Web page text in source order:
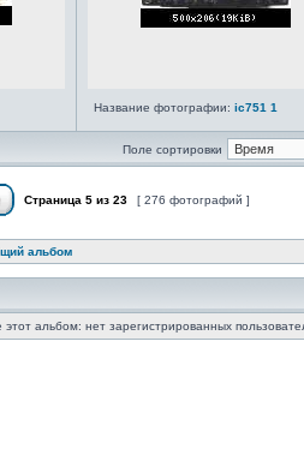
Название фотографии: ic751 1
Поле сортировки
Страница 5 из 23 [ 276 фотографий ]
альбом
альбом: нет зарегистрированных